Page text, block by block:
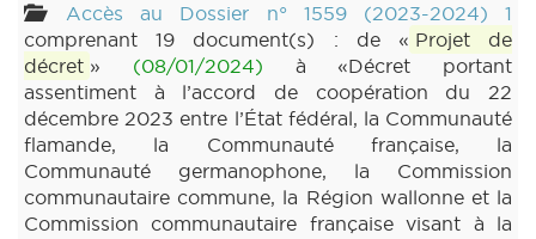
Accès au Dossier n° 1559 (2023-2024) 1
comprenant 19 document(s) : de « Projet de
décret » (08/01/2024) à «Décret portant
assentiment à l’accord de coopération du 22
décembre 2023 entre l’État fédéral, la Communauté
flamande, la Communauté française, la
Communauté germanophone, la Commission
communautaire commune, la Région wallonne et la
Commission communautaire française visant à la